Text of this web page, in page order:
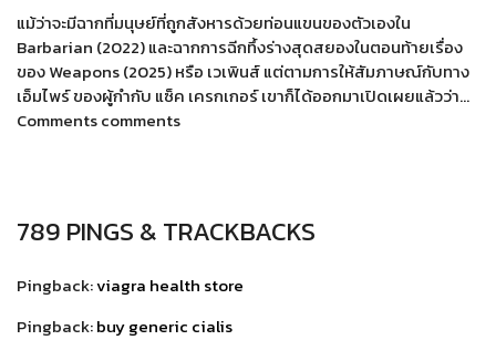
แม้ว่าจะมีฉากที่มนุษย์ที่ถูกสังหารด้วยท่อนแขนของตัวเองใน
Barbarian (2022) และฉากการฉีกทึ้งร่างสุดสยองในตอนท้ายเรื่อง
ของ Weapons (2025) หรือ เวเพินส์ แต่ตามการให้สัมภาษณ์กับทาง
เอ็มไพร์ ของผู้กำกับ แซ็ค เครกเกอร์ เขาก็ได้ออกมาเปิดเผยแล้วว่า…
Comments comments
789 PINGS & TRACKBACKS
Pingback:viagra health store
Pingback:buy generic cialis